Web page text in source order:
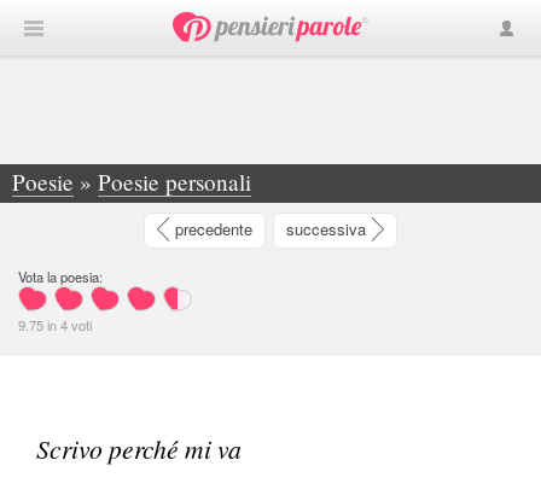
Poesie » Poesie personali
»Scrivo perché mi va - Scrivo, per non piangere. Scrivo, perché mi và... - Edoardo
precedente successiva
Vota la poesia:
9.75in4voti
Scrivo perché mi va